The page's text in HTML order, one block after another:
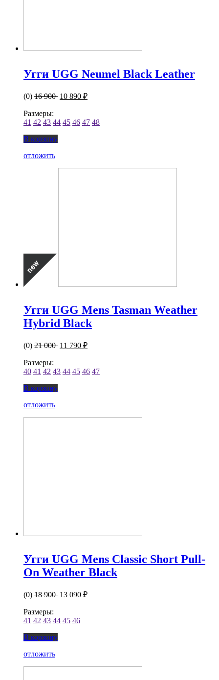
Угги UGG Neumel Black Leather
(0) 16 900 10 890 ₽
Размеры:
41 42 43 44 45 46 47 48
В корзину
отложить
Угги UGG Mens Tasman Weather
Hybrid Black
(0) 21 000 11 790 ₽
Размеры:
40 41 42 43 44 45 46 47
В корзину
отложить
Угги UGG Mens Classic Short Pull-
On Weather Black
(0) 18 900 13 090 ₽
Размеры:
41 42 43 44 45 46
В корзину
отложить